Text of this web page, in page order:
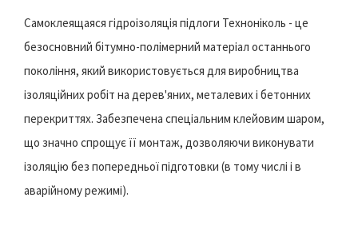
Самоклеящаяся гідроізоляція підлоги Техноніколь - це
безосновний бітумно-полімерний матеріал останнього
покоління, який використовується для виробництва
ізоляційних робіт на дерев'яних, металевих і бетонних
перекриттях. Забезпечена спеціальним клейовим шаром,
що значно спрощує її монтаж, дозволяючи виконувати
ізоляцію без попередньої підготовки (в тому числі і в
аварійному режимі).